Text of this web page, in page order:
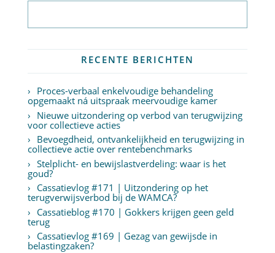
RECENTE BERICHTEN
Proces-verbaal enkelvoudige behandeling
opgemaakt ná uitspraak meervoudige kamer
Nieuwe uitzondering op verbod van terugwijzing
voor collectieve acties
Bevoegdheid, ontvankelijkheid en terugwijzing in
collectieve actie over rentebenchmarks
Stelplicht- en bewijslastverdeling: waar is het
goud?
Cassatievlog #171 | Uitzondering op het
terugverwijsverbod bij de WAMCA?
Cassatieblog #170 | Gokkers krijgen geen geld
terug
Cassatievlog #169 | Gezag van gewijsde in
belastingzaken?